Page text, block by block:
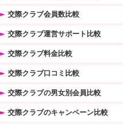
交際クラブ会員数比較
交際クラブ運営サポート比較
交際クラブ料金比較
交際クラブ口コミ比較
交際クラブの男女別会員比較
交際クラブのキャンペーン比較